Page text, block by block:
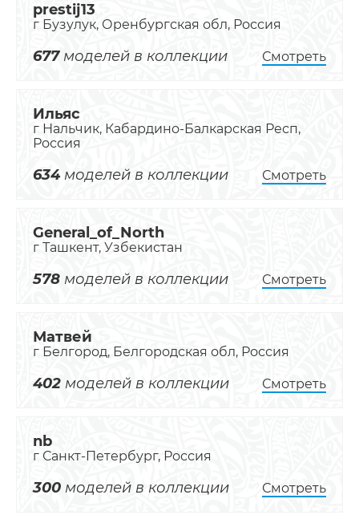
prestij13
г Бузулук, Оренбургская обл, Россия
677моделей в коллекции Смотреть
Ильяс
г Нальчик, Кабардино-Балкарская Респ,
Россия
634моделей в коллекции Смотреть
General_of_North
г Ташкент, Узбекистан
578 моделей в коллекции Смотреть
Матвей
г Белгород, Белгородская обл, Россия
402 моделей в коллекции Смотреть
nb
г Санкт-Петербург, Россия
300 моделей в коллекции Смотреть